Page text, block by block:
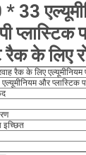
33
प्लास्टिक
रैक के लिए
रैक के लिए एल्यूमीनियम
और प्लास्टिक
इच्छित